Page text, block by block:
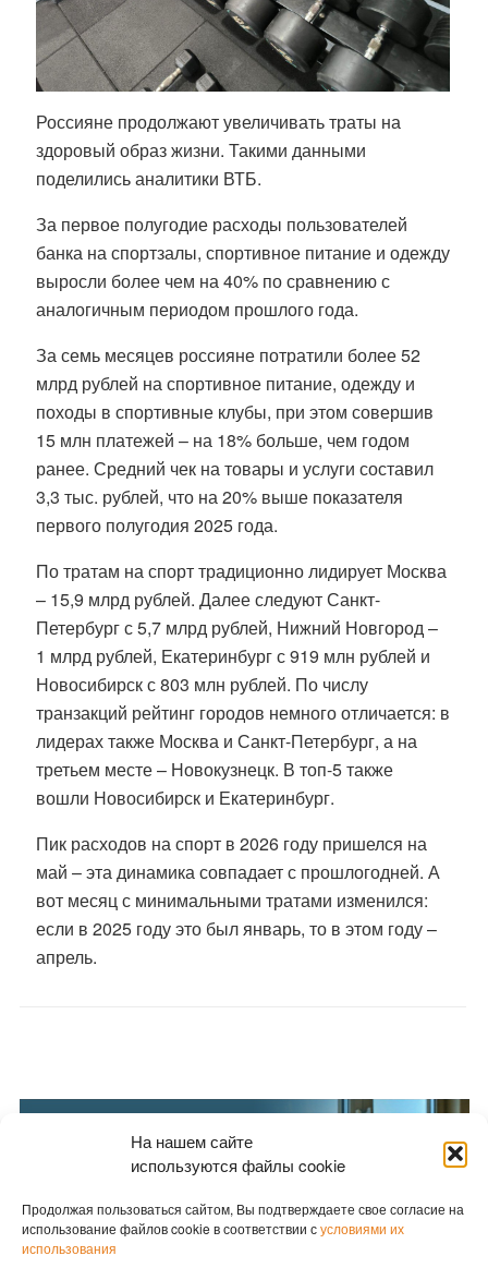
На нашем сайте
используются файлы cookie
Продолжая пользоваться сайтом, Вы подтверждаете свое согласие на
использование файлов cookie в соответствии сусловиями их
использования
Россияне продолжают увеличивать траты на
здоровый образ жизни. Такими данными
поделились аналитики ВТБ.
За первое полугодие расходы пользователей
банка на спортзалы, спортивное питание и одежду
выросли более чем на 40% по сравнению с
аналогичным периодом прошлого года.
За семь месяцев россияне потратили более 52
млрд рублей на спортивное питание, одежду и
походы в спортивные клубы, при этом совершив
15 млн платежей – на 18% больше, чем годом
ранее. Средний чек на товары и услуги составил
3,3 тыс. рублей, что на 20% выше показателя
первого полугодия 2025 года.
По тратам на спорт традиционно лидирует Москва
– 15,9 млрд рублей. Далее следуют Санкт-
Петербург с 5,7 млрд рублей, Нижний Новгород –
1 млрд рублей, Екатеринбург с 919 млн рублей и
Новосибирск с 803 млн рублей. По числу
транзакций рейтинг городов немного отличается: в
лидерах также Москва и Санкт-Петербург, а на
третьем месте – Новокузнецк. В топ-5 также
вошли Новосибирск и Екатеринбург.
Пик расходов на спорт в 2026 году пришелся на
май – эта динамика совпадает с прошлогодней. А
вот месяц с минимальными тратами изменился:
если в 2025 году это был январь, то в этом году –
апрель.